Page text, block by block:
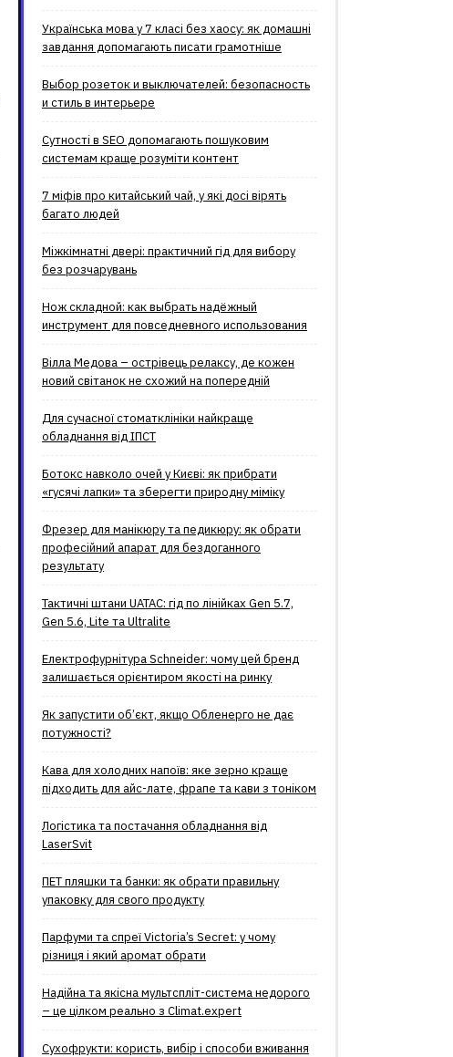
Українська мова у 7 класі без хаосу: як домашні
завдання допомагають писати грамотніше
Выбор розеток и выключателей: безопасность
и стиль в интерьере
Сутності в SEO допомагають пошуковим
системам краще розуміти контент
7 міфів про китайський чай, у які досі вірять
багато людей
Міжкімнатні двері: практичний гід для вибору
без розчарувань
Нож складной: как выбрать надёжный
инструмент для повседневного использования
Вілла Медова – острівець релаксу, де кожен
новий світанок не схожий на попередній
Для сучасної стоматклініки найкраще
обладнання від ІПСТ
Ботокс навколо очей у Києві: як прибрати
«гусячі лапки» та зберегти природну міміку
Фрезер для манікюру та педикюру: як обрати
професійний апарат для бездоганного
результату
Тактичні штани UATAC: гід по лінійках Gen 5.7,
Gen 5.6, Lite та Ultralite
Електрофурнітура Schneider: чому цей бренд
залишається орієнтиром якості на ринку
Як запустити об’єкт, якщо Обленерго не дає
потужності?
Кава для холодних напоїв: яке зерно краще
підходить для айс-лате, фрапе та кави з тоніком
Логістика та постачання обладнання від
LaserSvit
ПЕТ пляшки та банки: як обрати правильну
упаковку для свого продукту
Парфуми та спреї Victoria’s Secret: у чому
різниця і який аромат обрати
Надійна та якісна мультспліт-система недорого
– це цілком реально з Climat.еxpert
Сухофрукти: користь, вибір і способи вживання